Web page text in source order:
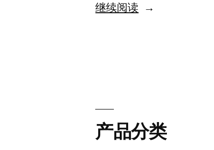
继续阅读 “直
产品分类